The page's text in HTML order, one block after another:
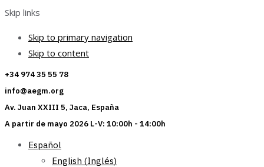
Skip links
Skip to primary navigation
Skip to content
+34 974 35 55 78
info@aegm.org
Av. Juan XXIII 5, Jaca, España
A partir de mayo 2026 L-V: 10:00h - 14:00h
Español
English (Inglés)